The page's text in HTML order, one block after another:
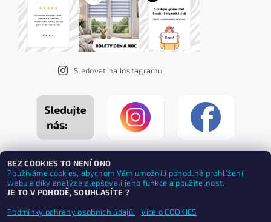
Sledovat na Instagramu
BEZ COOKIES TO NENÍ ONO
Používáme cookies, abychom Vám umožnili pohodlné prohlížení
webu a díky analýze zlepšovali jeho funkce a použitelnost.
JE TO V POHODĚ, SOUHLASÍTE ?
Podmínky ochrany osobních údajů.
Více o COOKIES